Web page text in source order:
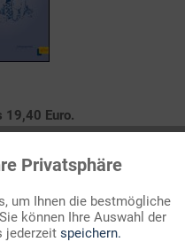
19,40 Euro.
Aktiv
Inaktiv
Privatsphäre
um Ihnen die bestmögliche
können Ihre Auswahl der
jederzeit speichern.